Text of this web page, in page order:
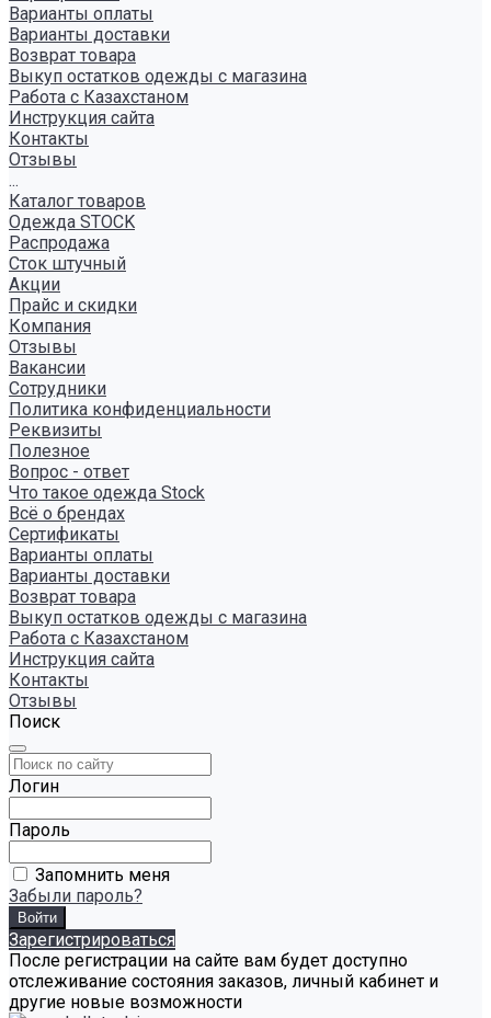
Варианты оплаты
Варианты доставки
Возврат товара
Выкуп остатков одежды с магазина
Работа с Казахстаном
Инструкция сайта
Контакты
Отзывы
...
Каталог товаров
Одежда STOCK
Распродажа
Сток штучный
Акции
Прайс и скидки
Компания
Отзывы
Вакансии
Сотрудники
Политика конфиденциальности
Реквизиты
Полезное
Вопрос - ответ
Что такое одежда Stock
Всё о брендах
Сертификаты
Варианты оплаты
Варианты доставки
Возврат товара
Выкуп остатков одежды с магазина
Работа с Казахстаном
Инструкция сайта
Контакты
Отзывы
Поиск
Логин
Пароль
Запомнить меня
Забыли пароль?
Зарегистрироваться
После регистрации на сайте вам будет доступно
отслеживание состояния заказов, личный кабинет и
другие новые возможности